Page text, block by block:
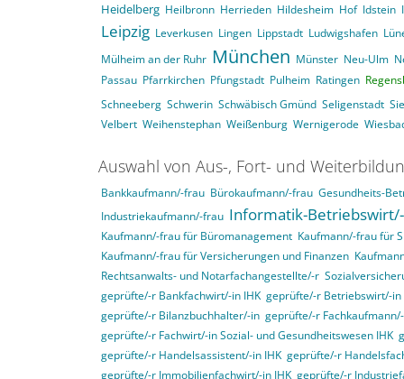
Heidelberg Heilbronn Herrieden Hildesheim Hof Idstein
Leipzig Leverkusen Lingen Lippstadt Ludwigshafen
Mülheim an der Ruhr München Münster Neu-Ulm
Passau Pfarrkirchen Pfungstadt Pulheim Ratingen
Schneeberg Schwerin Schwäbisch Gmünd Seligenstadt
Velbert Weihenstephan Weißenburg Wernigerode
Auswahl von Aus-, Fort- und
Bankkaufmann/-frau Bürokaufmann/-frau Gesundheits-
Industriekaufmann/-frau Informatik-
Kaufmann/-frau für Büromanagement Kaufmann/-frau für
Kaufmann/-frau für Versicherungen und Finanzen
Rechtsanwalts- und Notarfachangestellte/-r
geprüfte/-r Bankfachwirt/-in IHK geprüfte/-r Betriebswirt/-in
geprüfte/-r Bilanzbuchhalter/-in geprüfte/-r
geprüfte/-r Fachwirt/-in Sozial- und Gesundheitswesen IHK
geprüfte/-r Handelsassistent/-in IHK geprüfte/-r
geprüfte/-r Immobilienfachwirt/-in IHK geprüfte/-r